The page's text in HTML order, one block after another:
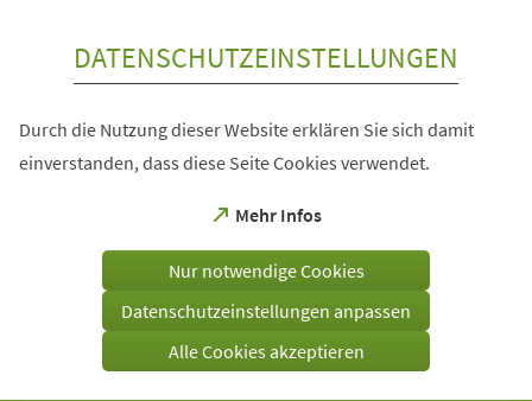
DATENSCHUTZEINSTELLUNGEN
Durch die Nutzung dieser Website erklären Sie sich damit
einverstanden, dass diese Seite Cookies verwendet.
Mehr Infos
(Öffnet
einem
Tab)
Nur notwendige Cookies
Datenschutzeinstellungen anpassen
Alle Cookies akzeptieren